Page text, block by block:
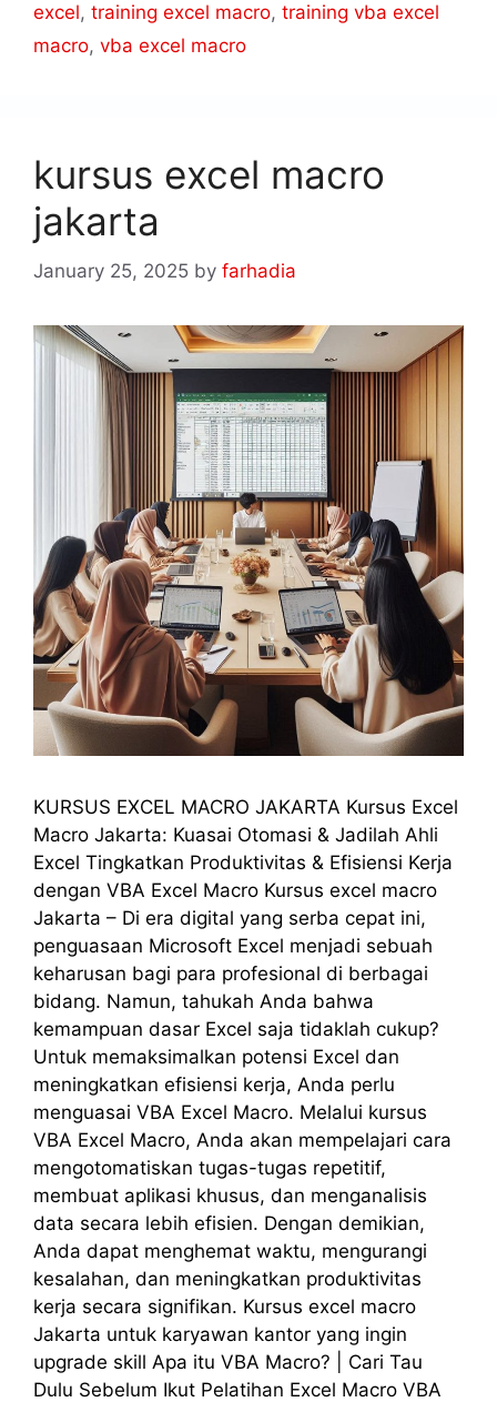
excel, training excel macro, training vba excel
macro, vba excel macro
kursus excel macro
jakarta
January 25, 2025 by farhadia
KURSUS EXCEL MACRO JAKARTA Kursus Excel
Macro Jakarta: Kuasai Otomasi & Jadilah Ahli
Excel Tingkatkan Produktivitas & Efisiensi Kerja
dengan VBA Excel Macro Kursus excel macro
Jakarta – Di era digital yang serba cepat ini,
penguasaan Microsoft Excel menjadi sebuah
keharusan bagi para profesional di berbagai
bidang. Namun, tahukah Anda bahwa
kemampuan dasar Excel saja tidaklah cukup?
Untuk memaksimalkan potensi Excel dan
meningkatkan efisiensi kerja, Anda perlu
menguasai VBA Excel Macro. Melalui kursus
VBA Excel Macro, Anda akan mempelajari cara
mengotomatiskan tugas-tugas repetitif,
membuat aplikasi khusus, dan menganalisis
data secara lebih efisien. Dengan demikian,
Anda dapat menghemat waktu, mengurangi
kesalahan, dan meningkatkan produktivitas
kerja secara signifikan. Kursus excel macro
Jakarta untuk karyawan kantor yang ingin
upgrade skill Apa itu VBA Macro? | Cari Tau
Dulu Sebelum Ikut Pelatihan Excel Macro VBA